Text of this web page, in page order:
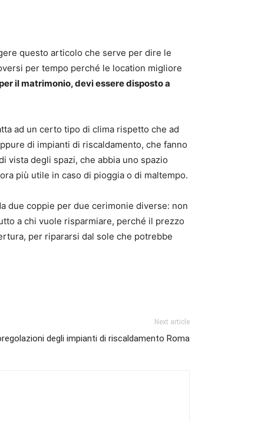
questo articolo che serve per dire le
per tempo perché le location migliore
il matrimonio, devi essere disposto a
ad un certo tipo di clima rispetto che ad
di impianti di riscaldamento, che fanno
vista degli spazi, che abbia uno spazio
più utile in caso di pioggia o di maltempo.
due coppie per due cerimonie diverse: non
a chi vuole risparmiare, perché il prezzo
per ripararsi dal sole che potrebbe
Next article
degli impianti di riscaldamento Roma